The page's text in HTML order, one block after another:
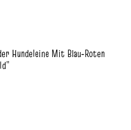
Hundeleine Mit Blau‑Roten